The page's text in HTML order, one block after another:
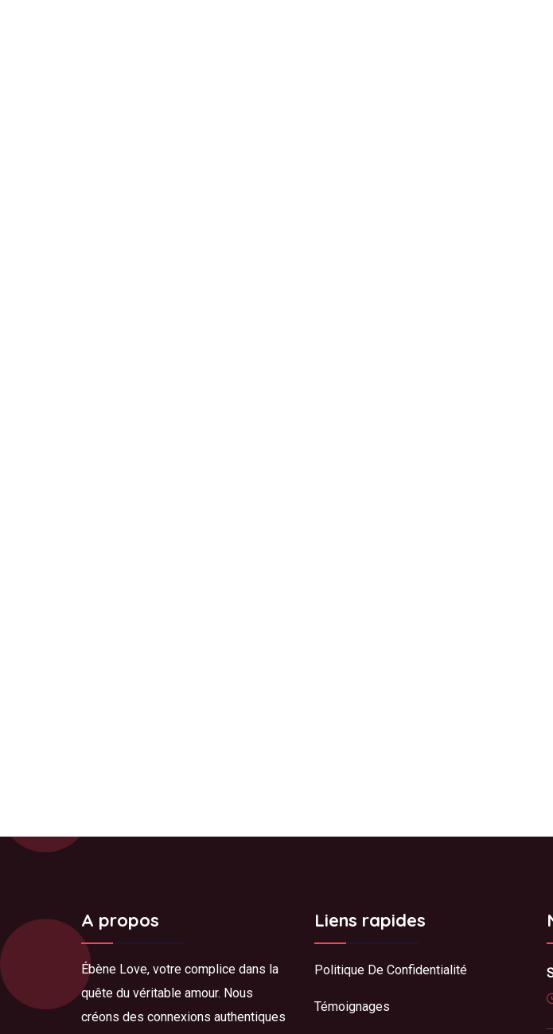
A propos
Ébène Love, votre complice dans la
quête du véritable amour. Nous
créons des connexions authentiques
Liens rapides
Politique De Confidentialité
Témoignages